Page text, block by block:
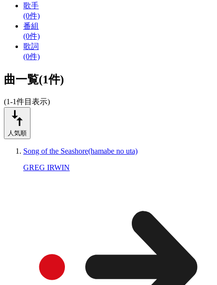
歌手
(0件)
番組
(0件)
歌詞
(0件)
曲一覧(1件)
(1-1件目表示)
人気順
Song of the Seashore(hamabe no uta)
GREG IRWIN